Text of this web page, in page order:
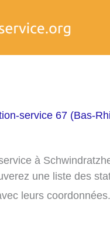
service 67 (Bas-
à
une liste des
leurs coordonnées.